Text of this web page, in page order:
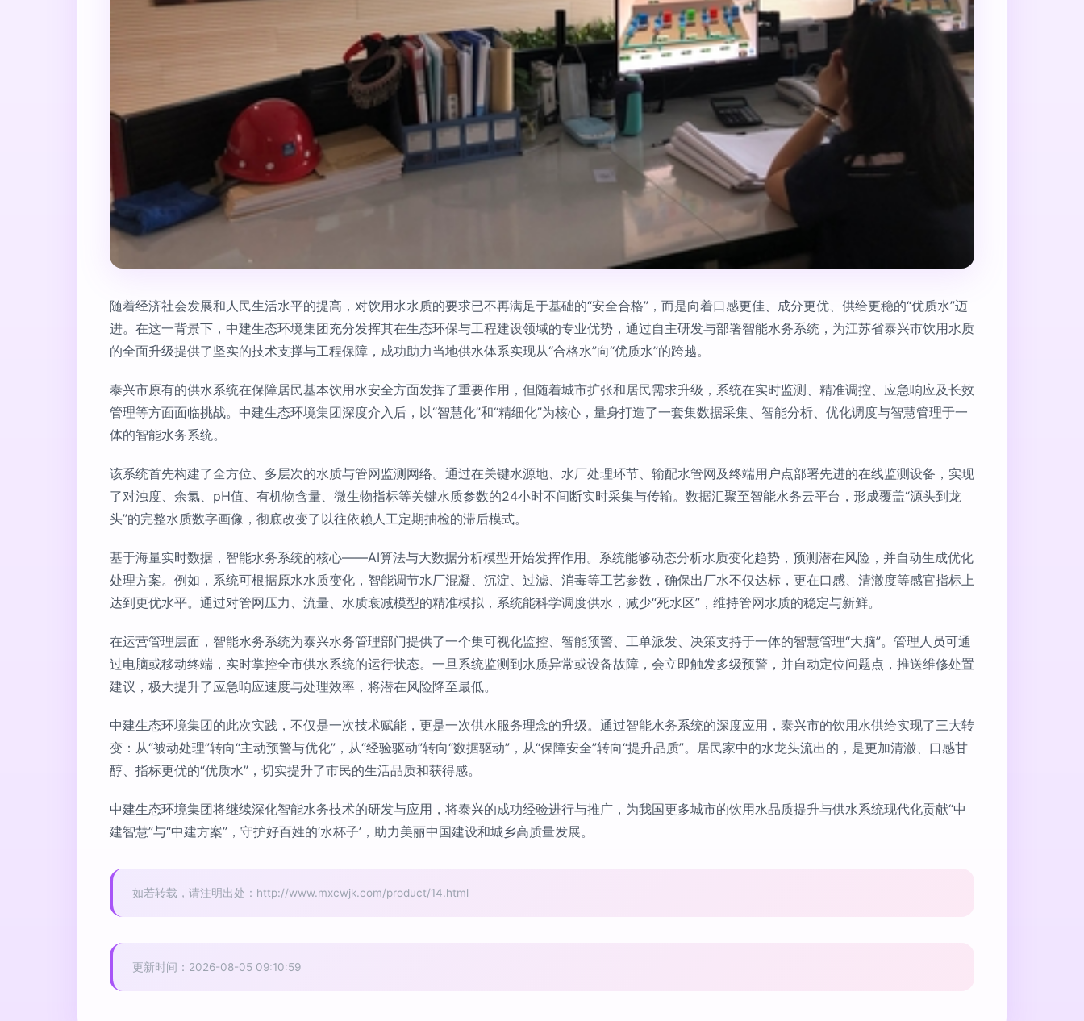
随着经济社会发展和人民生活水平的提高，对饮用水水质的要求已不再满足于基础的“安全合格”，而是向着口感更佳、成分更优、供给更稳的“优质水”迈
进。在这一背景下，中建生态环境集团充分发挥其在生态环保与工程建设领域的专业优势，通过自主研发与部署智能水务系统，为江苏省泰兴市饮用水质
的全面升级提供了坚实的技术支撑与工程保障，成功助力当地供水体系实现从“合格水”向“优质水”的跨越。
泰兴市原有的供水系统在保障居民基本饮用水安全方面发挥了重要作用，但随着城市扩张和居民需求升级，系统在实时监测、精准调控、应急响应及长效
管理等方面面临挑战。中建生态环境集团深度介入后，以“智慧化”和“精细化”为核心，量身打造了一套集数据采集、智能分析、优化调度与智慧管理于一
体的智能水务系统。
该系统首先构建了全方位、多层次的水质与管网监测网络。通过在关键水源地、水厂处理环节、输配水管网及终端用户点部署先进的在线监测设备，实现
了对浊度、余氯、pH值、有机物含量、微生物指标等关键水质参数的24小时不间断实时采集与传输。数据汇聚至智能水务云平台，形成覆盖“源头到龙
头”的完整水质数字画像，彻底改变了以往依赖人工定期抽检的滞后模式。
基于海量实时数据，智能水务系统的核心——AI算法与大数据分析模型开始发挥作用。系统能够动态分析水质变化趋势，预测潜在风险，并自动生成优化
处理方案。例如，系统可根据原水水质变化，智能调节水厂混凝、沉淀、过滤、消毒等工艺参数，确保出厂水不仅达标，更在口感、清澈度等感官指标上
达到更优水平。通过对管网压力、流量、水质衰减模型的精准模拟，系统能科学调度供水，减少“死水区”，维持管网水质的稳定与新鲜。
在运营管理层面，智能水务系统为泰兴水务管理部门提供了一个集可视化监控、智能预警、工单派发、决策支持于一体的智慧管理“大脑”。管理人员可通
过电脑或移动终端，实时掌控全市供水系统的运行状态。一旦系统监测到水质异常或设备故障，会立即触发多级预警，并自动定位问题点，推送维修处置
建议，极大提升了应急响应速度与处理效率，将潜在风险降至最低。
中建生态环境集团的此次实践，不仅是一次技术赋能，更是一次供水服务理念的升级。通过智能水务系统的深度应用，泰兴市的饮用水供给实现了三大转
变：从“被动处理”转向“主动预警与优化”，从“经验驱动”转向“数据驱动”，从“保障安全”转向“提升品质”。居民家中的水龙头流出的，是更加清澈、口感甘
醇、指标更优的“优质水”，切实提升了市民的生活品质和获得感。
中建生态环境集团将继续深化智能水务技术的研发与应用，将泰兴的成功经验进行与推广，为我国更多城市的饮用水品质提升与供水系统现代化贡献“中
建智慧”与“中建方案”，守护好百姓的‘水杯子’，助力美丽中国建设和城乡高质量发展。
如若转载，请注明出处：http://www.mxcwjk.com/product/14.html
更新时间：2026-08-05 09:10:59